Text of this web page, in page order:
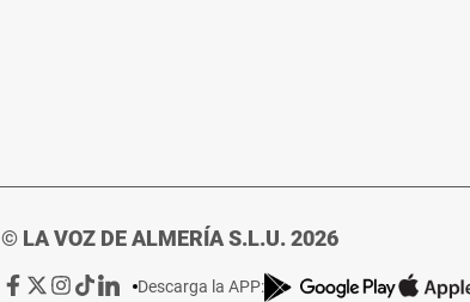
© LA VOZ DE ALMERÍA S.L.U. 2026
Ir
Ir
Ir Ir Ir
Descarga la APP: